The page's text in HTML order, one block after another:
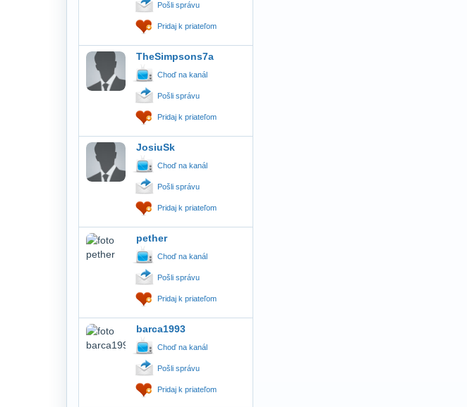
Pošli správu
Pridaj k priateľom
TheSimpsons7a
Choď na kanál
Pošli správu
Pridaj k priateľom
JosiuSk
Choď na kanál
Pošli správu
Pridaj k priateľom
pether
Choď na kanál
Pošli správu
Pridaj k priateľom
barca1993
Choď na kanál
Pošli správu
Pridaj k priateľom